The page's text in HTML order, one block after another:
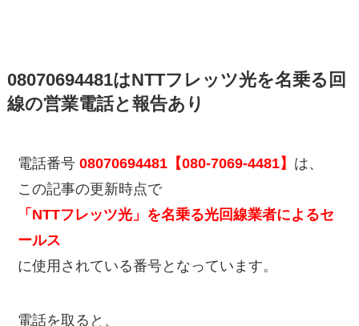
08070694481はNTTフレッツ光を名乗る回
線の営業電話と報告あり
電話番号08070694481【080-7069-4481】 は、
この記事の更新時点で
「NTTフレッツ光」を名乗る光回線業者によるセ
ールス
に使用されている番号となっています。
電話を取ると、